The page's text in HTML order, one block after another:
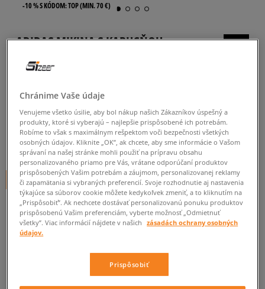
-10 % S KÓDOM: TOP (MIN. 70 €)
ADIDAS MIKINA S KAPUCŇOU
5.0(3)
45€ -36% (počiatočná cena)
31,20€ -7% (najnižšia cena za posledných 30 dní pred zľavou)
29€cena s DPH
+ 29 BODOV V SIZEERCLUBE
FARBAČIERNA
Chránime Vaše údaje
Venujeme všetko úsilie, aby bol nákup našich Zákazníkov úspešný a
produkty, ktoré si vyberajú – najlepšie prispôsobené ich potrebám.
Robíme to však s maximálnym rešpektom voči bezpečnosti všetkých
osobných údajov. Kliknite „OK”, ak chcete, aby sme informácie o Vašom
správaní na našej stránke mohli použiť na prípravu obsahu
personalizovaného priamo pre Vás, vrátane odporúčaní produktov
prispôsobených Vašim potrebám a záujmom, personalizovanej reklamy
či zapamätania si vybraných preferencií. Svoje rozhodnutie aj nastavenia
týkajúce sa súborov cookie môžete kedykoľvek zmeniť, a to kliknutím na
„Prispôsobiť”. Ak nechcete dostávať personalizovanú ponuku produktov
prispôsobenú Vašim preferenciám, vyberte možnosť „Odmietnuť
všetky”. Viac informácií nájdete v našich
zásadách ochrany osobných
údajov.
Prispôsobiť